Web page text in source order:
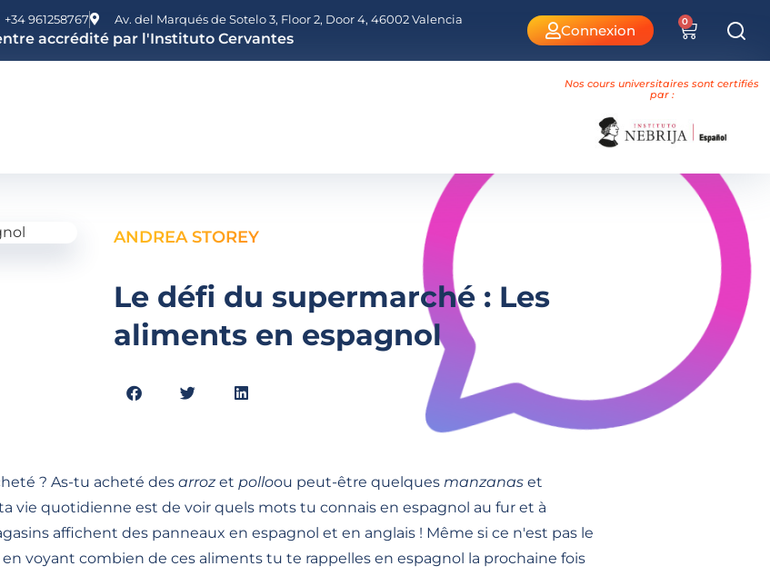
+34 961258767 Av. del Marqués de Sotelo 3, Floor 2, Door 4, 46002 Valencia
accrédité par l'Instituto Cervantes Connexion
0
Nos cours universitaires sont certifiés
par :
ANDREA STOREY
Le défi du supermarché : Les
aliments en espagnol
? As-tu acheté des arroz et polloou peut-être quelques manzanas et
vie quotidienne est de voir quels mots tu connais en espagnol au fur et à
affichent des panneaux en espagnol et en anglais ! Même si ce n'est pas le
voyant combien de ces aliments tu te rappelles en espagnol la prochaine fois